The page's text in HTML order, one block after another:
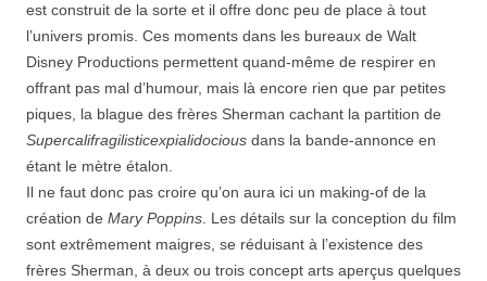
est construit de la sorte et il offre donc peu de place à tout
l’univers promis. Ces moments dans les bureaux de Walt
Disney Productions permettent quand-même de respirer en
offrant pas mal d’humour, mais là encore rien que par petites
piques, la blague des frères Sherman cachant la partition de
Supercalifragilisticexpialidocious dans la bande-annonce en
étant le mètre étalon.
Il ne faut donc pas croire qu’on aura ici un making-of de la
création de Mary Poppins . Les détails sur la conception du film
sont extrêmement maigres, se réduisant à l’existence des
frères Sherman, à deux ou trois concept arts aperçus quelques